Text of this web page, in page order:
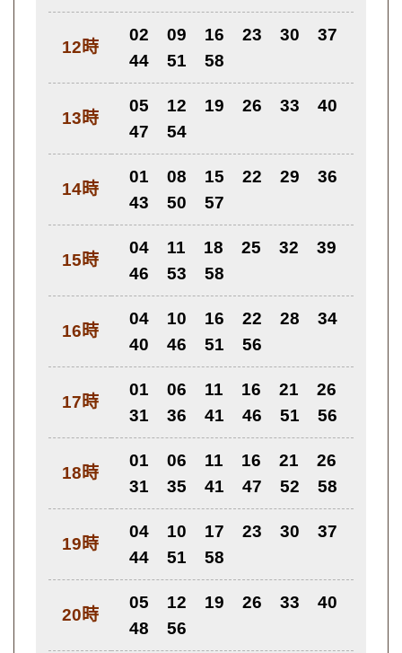
12時
02 09 16 23 30
37
44
51 58
13時
05 12 19 26 33
40
47
54
14時
01 08 15 22 29
36
43
50 57
15時
04 11 18 25 32
39
46
53 58
16時
04 10 16 22 28
34
40
46 51 56
17時
01 06 11 16 21
26
31
36 41 46 51 56
18時
01 06 11 16 21
26
31
35 41 47 52 58
19時
04 10 17 23 30
37
44
51 58
20時
05 12 19 26 33
40
48
56